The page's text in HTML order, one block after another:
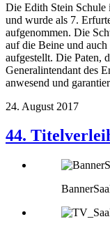
Die Edith Stein Schule
und wurde als 7.
aufgenommen. Die
auf die Beine und
aufgestellt. Die Paten,
Generalintendant des
anwesend und
24. August 2017
44.